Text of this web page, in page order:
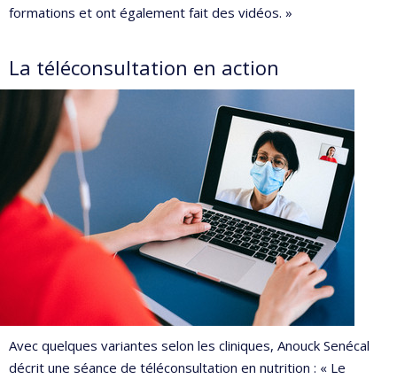
formations et ont également fait des vidéos. »
La téléconsultation en action
Avec quelques variantes selon les cliniques, Anouck Senécal
décrit une séance de téléconsultation en nutrition : « Le